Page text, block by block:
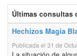
Últimas consultas
Hechizos Magia
Publicada el 31 de